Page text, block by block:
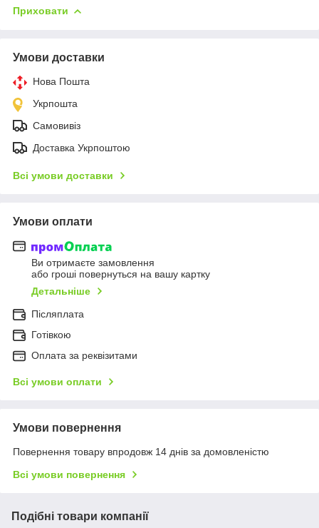
Приховати
Умови доставки
Нова Пошта
Укрпошта
Самовивіз
Доставка Укрпоштою
Всі умови доставки
Умови оплати
Ви отримаєте замовлення
або гроші повернуться на вашу картку
Детальніше
Післяплата
Готівкою
Оплата за реквізитами
Всі умови оплати
Умови повернення
Повернення товару впродовж 14 днів за домовленістю
Всі умови повернення
Подібні товари компанії